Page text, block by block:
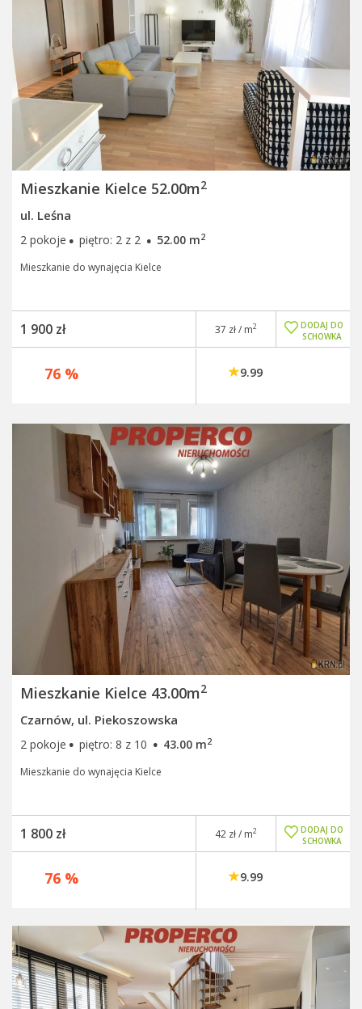
Mieszkanie Kielce 52.00m2
ul. Leśna
2 pokoje · piętro: 2 z 2 · 52.00 m2
Mieszkanie do wynajęcia Kielce
1 900 zł
DODAJ DO
SCHOWKA
37 zł / m2
76 % 9.99
Mieszkanie Kielce 43.00m2
Czarnów, ul. Piekoszowska
2 pokoje · piętro: 8 z 10 · 43.00 m2
Mieszkanie do wynajęcia Kielce
1 800 zł
DODAJ DO
SCHOWKA
42 zł / m2
76 % 9.99